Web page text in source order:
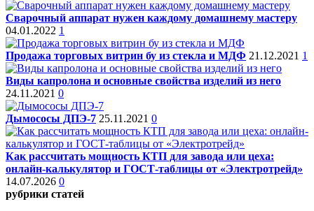
Сварочный аппарат нужен каждому домашнему мастеру
04.01.2022 1
Продажа торговых витрин бу из стекла и МДФ 21.12.2021 1
Виды капролона и основные свойства изделий из него
24.11.2021 0
Дымососы ДПЭ-7 25.11.2021 0
Как рассчитать мощность КТП для завода или цеха:
онлайн-калькулятор и ГОСТ-таблицы от «Электротрейд»
14.07.2026 0
рубрики статей